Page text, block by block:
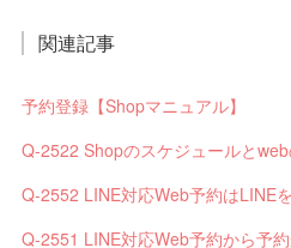
関連記事
予約登録【Shopマニュアル】